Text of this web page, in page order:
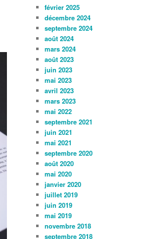
février 2025
décembre 2024
septembre 2024
août 2024
mars 2024
août 2023
juin 2023
mai 2023
avril 2023
mars 2023
mai 2022
septembre 2021
juin 2021
mai 2021
septembre 2020
août 2020
mai 2020
janvier 2020
juillet 2019
juin 2019
mai 2019
novembre 2018
septembre 2018